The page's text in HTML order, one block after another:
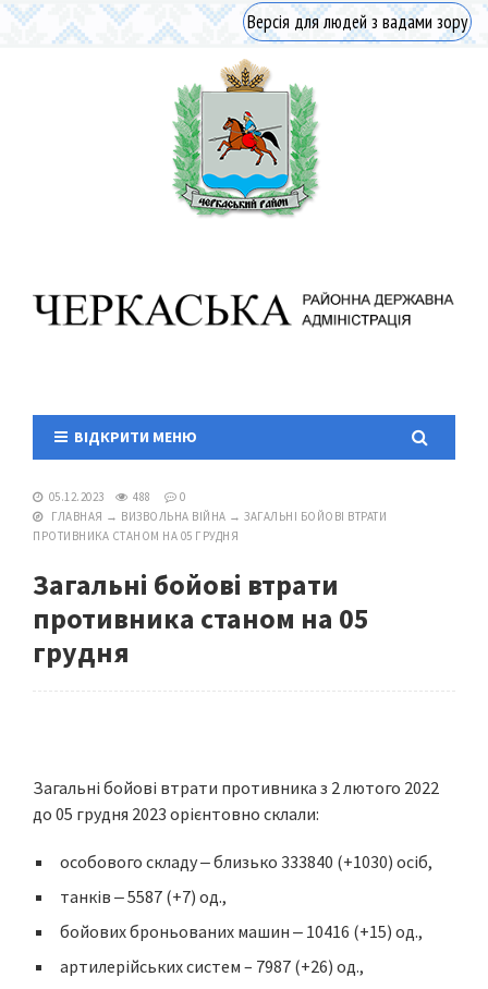
Версія для людей з вадами зору
ВІДКРИТИ МЕНЮ
05.12.2023 488
0
ГЛАВНАЯ → ВИЗВОЛЬНА ВІЙНА → ЗАГАЛЬНІ БОЙОВІ ВТРАТИ
ПРОТИВНИКА СТАНОМ НА 05 ГРУДНЯ
Загальні бойові втрати
противника станом на 05
грудня
Загальні бойові втрати противника з 2 лютого 2022
до 05 грудня 2023 орієнтовно склали:
особового складу ‒ близько 333840 (+1030) осіб,
танків ‒ 5587 (+7) од.,
бойових броньованих машин ‒ 10416 (+15) од.,
артилерійських систем – 7987 (+26) од.,